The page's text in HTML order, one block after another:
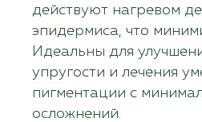
действуют нагревом
эпидермиса, что
Идеальны для
упругости и лечения
пигментации с
осложнений.